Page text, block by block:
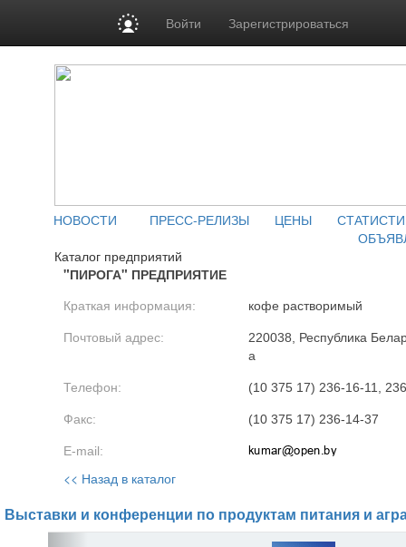
Войти Зарегистрироваться
НОВОСТИ ПРЕСС-РЕЛИЗЫ ЦЕНЫ
Каталог предприятий
"ПИРОГА" ПРЕДПРИЯТИЕ
Краткая информация: кофе растворимый
Почтовый адрес:
220038, Республика
а
Телефон: (10 375 17) 236-16-11,
Факс: (10 375 17) 236-14-37
E-mail:
<< Назад в каталог
Выставки и конференции по продуктам питания и